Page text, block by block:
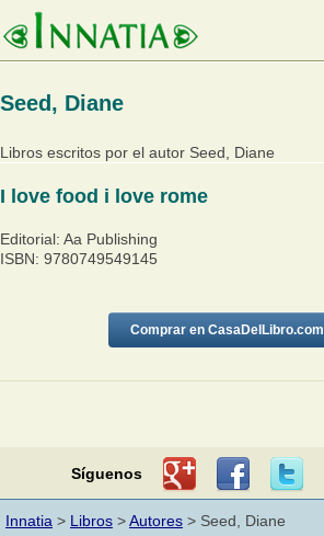
Seed, Diane
Libros escritos por el autor Seed, Diane
I love food i love rome
Editorial: Aa Publishing
ISBN: 9780749549145
Comprar en CasaDelLibro.com
Síguenos
Innatia > Libros >Autores > Seed, Diane